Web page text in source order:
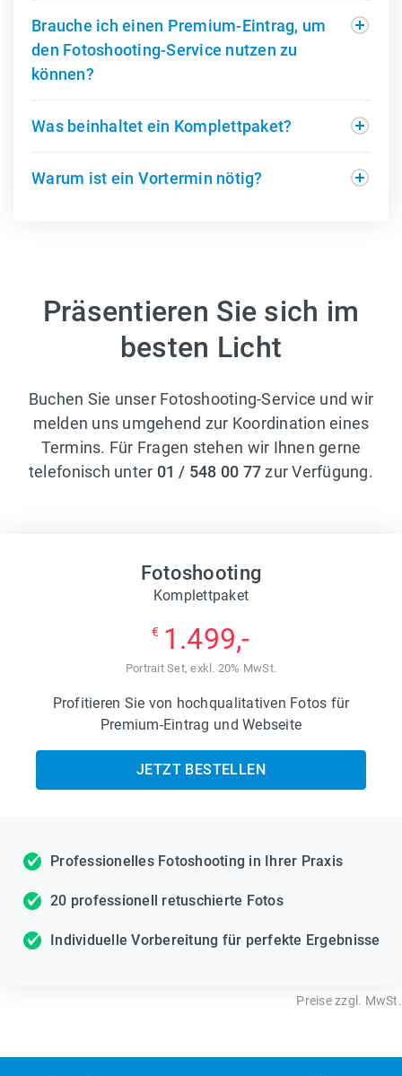
Brauche ich einen Premium-Eintrag, um
den Fotoshooting-Service nutzen zu
können?
Was beinhaltet ein Komplettpaket?
Warum ist ein Vortermin nötig?
Präsentieren Sie sich im
besten Licht
Buchen Sie unser Fotoshooting-Service und wir
melden uns umgehend zur Koordination eines
Termins. Für Fragen stehen wir Ihnen gerne
telefonisch unter 01 / 548 00 77zur Verfügung.
Fotoshooting
Komplettpaket
€ 1.499,-
Portrait Set, exkl. 20% MwSt.
Profitieren Sie von hochqualitativen Fotos für
Premium-Eintrag und Webseite
JETZT BESTELLEN
Professionelles Fotoshooting in Ihrer Praxis
20 professionell retuschierte Fotos
Individuelle Vorbereitung für perfekte Ergebnisse
Preise zzgl. MwSt.